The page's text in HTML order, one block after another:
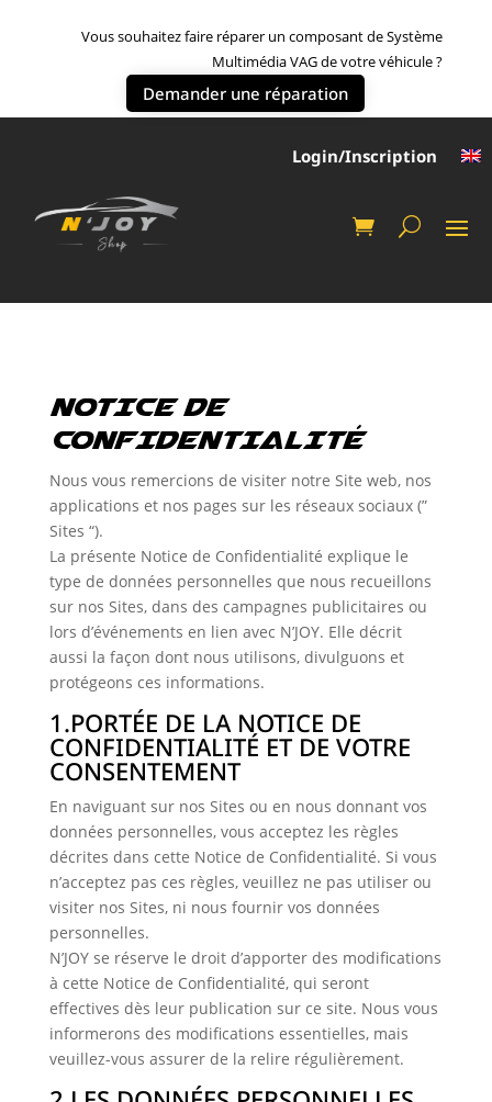
Vous souhaitez faire réparer un composant de Système
Multimédia VAG de votre véhicule ?
Demander une réparation
Login/Inscription
NOTICE DE
CONFIDENTIALITÉ
Nous vous remercions de visiter notre Site web, nos
applications et nos pages sur les réseaux sociaux (”
Sites “).
La présente Notice de Confidentialité explique le
type de données personnelles que nous recueillons
sur nos Sites, dans des campagnes publicitaires ou
lors d’événements en lien avec N’JOY. Elle décrit
aussi la façon dont nous utilisons, divulguons et
protégeons ces informations.
1.PORTÉE DE LA NOTICE DE
CONFIDENTIALITÉ ET DE VOTRE
CONSENTEMENT
En naviguant sur nos Sites ou en nous donnant vos
données personnelles, vous acceptez les règles
décrites dans cette Notice de Confidentialité. Si vous
n’acceptez pas ces règles, veuillez ne pas utiliser ou
visiter nos Sites, ni nous fournir vos données
personnelles.
N’JOY se réserve le droit d’apporter des modifications
à cette Notice de Confidentialité, qui seront
effectives dès leur publication sur ce site. Nous vous
informerons des modifications essentielles, mais
veuillez-vous assurer de la relire régulièrement.